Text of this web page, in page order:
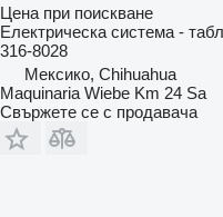
Цена при поискване
Електрическа система -
316-8028
Мексико, Chihuahua
Maquinaria Wiebe Km 24 Sa
Свържете се с продавача